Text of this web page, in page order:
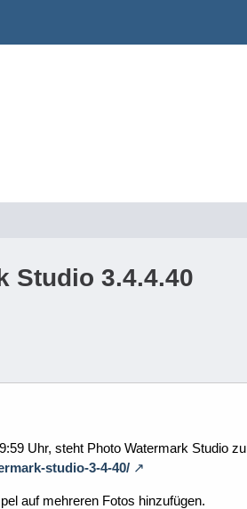
Studio 3.4.4.40
Uhr, steht Photo Watermark Studio
studio-3-4-40/
auf mehreren Fotos hinzufügen.